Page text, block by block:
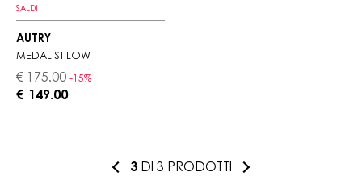
SALDI
AUTRY
MEDALIST LOW
€ 175.00 -15%
€ 149.00
3 DI 3 PRODOTTI